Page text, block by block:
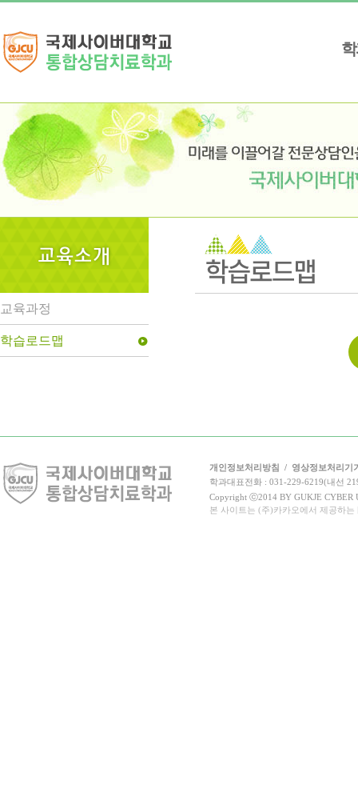
교육과정
학습로드맵 play_circle
개인정보처리방침 / 영상정보처리기
학과대표전화 : 031-229-6219(내선
Copyright ⓒ2014 BY GUKJE CYBER
본 사이트는 (주)카카오에서 제공하